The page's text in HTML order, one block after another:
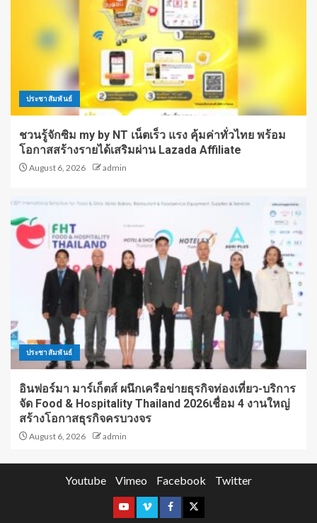
ประชาสัมพันธ์
ชวนรู้จักซิม my by NT เน็ตเร็ว แรง คุ้มค่าทั่วไทย พร้อม
โอกาสสร้างรายได้เสริมผ่าน Lazada Affiliate
August 6, 2026 admin
ประชาสัมพันธ์
อินฟอร์มา มาร์เก็ตส์ ผนึกเครือข่ายธุรกิจท่องเที่ยว-บริการ
จัด Food & Hospitality Thailand 2026เชื่อม 4 งานใหญ่
สร้างโอกาสธุรกิจครบวงจร
August 6, 2026 admin
Youtube Vimeo Facebook Twitter